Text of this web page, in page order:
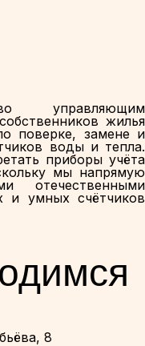
управляющим
жилья
поверке, замене и
воды и тепла.
приборы учёта
мы напрямую
отечественными
и умных счётчиков
8